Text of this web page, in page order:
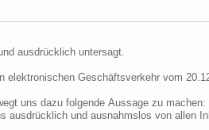
ausdrücklich untersagt.
elektronischen Geschäftsverkehr vom
uns dazu folgende Aussage zu
ausdrücklich und ausnahmslos von allen